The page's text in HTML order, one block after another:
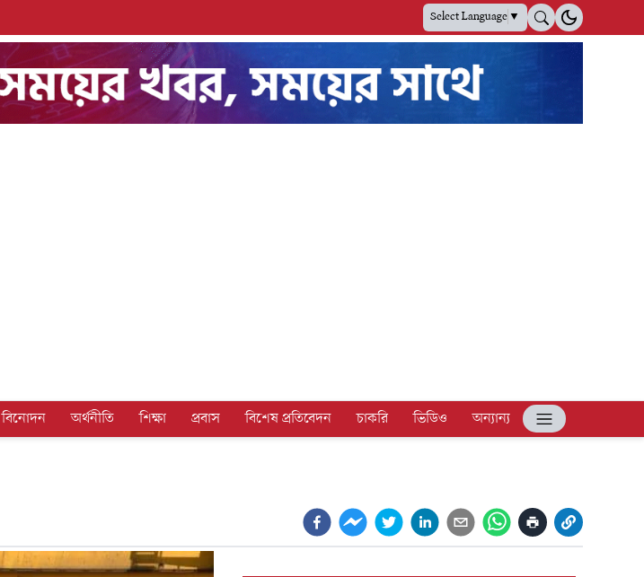
Select Language▼
বিনোদন অর্থনীতি শিক্ষা প্রবাস বিশেষ প্রতিবেদন চাকরি ভিডিও
অন্যান্য